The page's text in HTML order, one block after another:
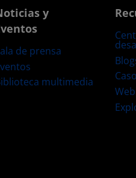
y
de prensa
multimedia